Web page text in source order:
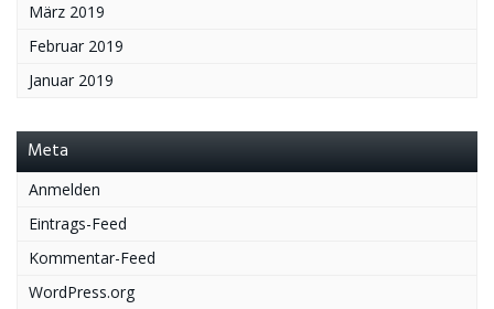
März 2019
Februar 2019
Januar 2019
Meta
Anmelden
Eintrags-Feed
Kommentar-Feed
WordPress.org